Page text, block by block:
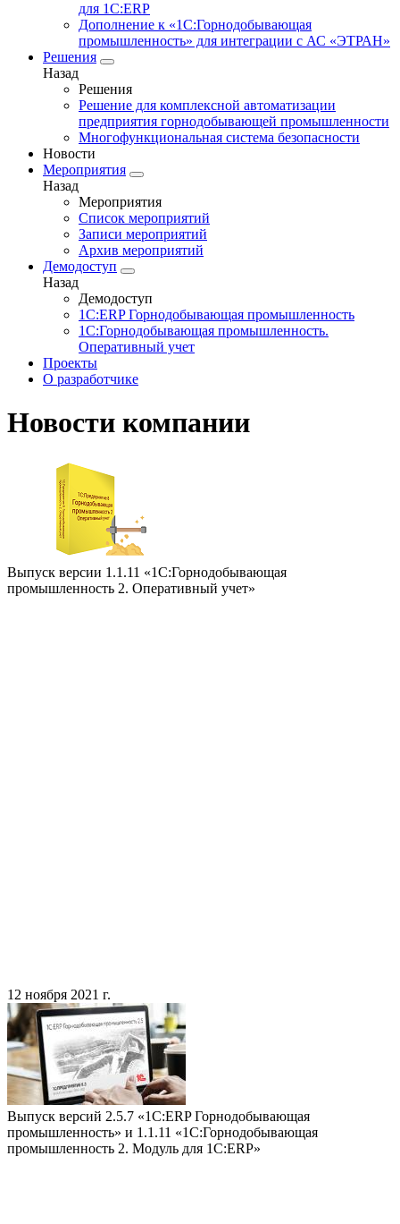
для 1С:ERP
Дополнение к «1С:Горнодобывающая
промышленность» для интеграции с АС «ЭТРАН»
Решения
Назад
Решения
Решение для комплексной автоматизации
предприятия горнодобывающей промышленности
Многофункциональная система безопасности
Новости
Мероприятия
Назад
Мероприятия
Список мероприятий
Записи мероприятий
Архив мероприятий
Демодоступ
Назад
Демодоступ
1С:ERP Горнодобывающая промышленность
1С:Горнодобывающая промышленность.
Оперативный учет
Проекты
О разработчике
Новости компании
Выпуск версии 1.1.11 «1С:Горнодобывающая
промышленность 2. Оперативный учет»
12 ноября 2021 г.
Выпуск версий 2.5.7 «1С:ERP Горнодобывающая
промышленность» и 1.1.11 «1С:Горнодобывающая
промышленность 2. Модуль для 1С:ERP»